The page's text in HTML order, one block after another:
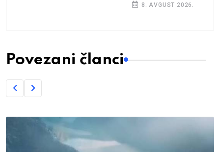
8. AVGUST 2026.
Povezani članci